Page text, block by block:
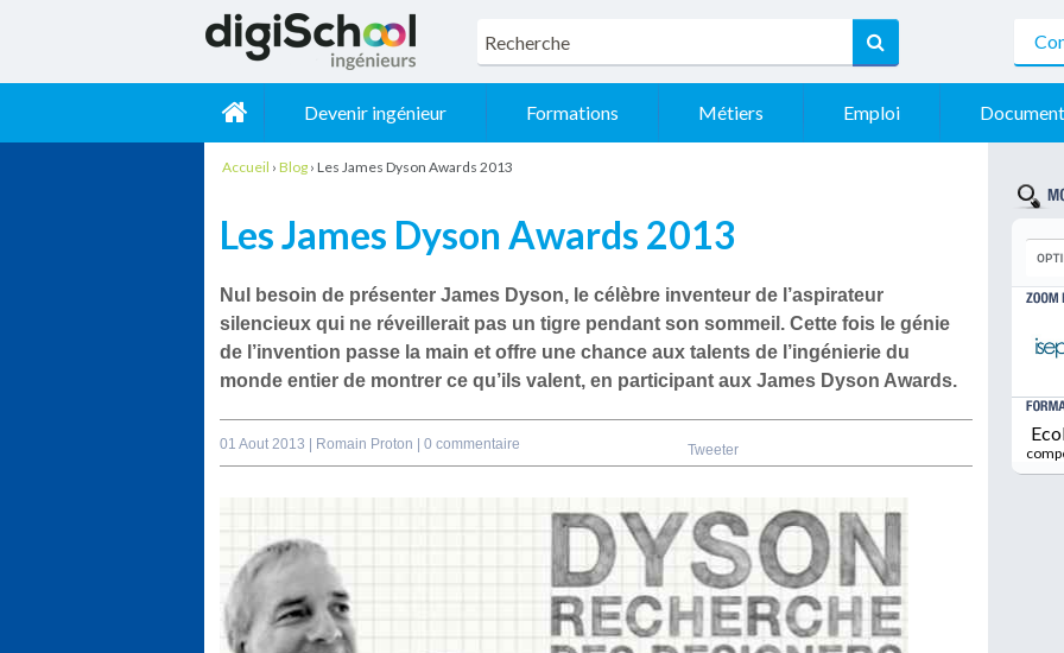
Devenir ingénieur Formations Métiers Emploi
Accueil ›Blog ›Les James Dyson Awards 2013
Les James Dyson Awards 2013
Nul besoin de présenterJames Dyson, le célèbre inventeur de l’aspirateur
silencieux qui ne réveillerait pas un tigre pendant son sommeil. Cette fois le génie
de l’invention passe la main et offre une chance aux talents de l’ingénierie du
monde entier de montrer ce qu’ils valent, en participant auxJames Dyson Awards.
01 Aout 2013 | Romain Proton |0 commentaire Tweeter